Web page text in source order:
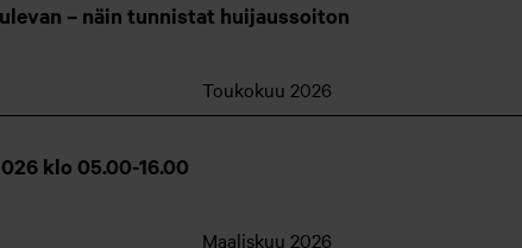
– näin tunnistat huijaussoiton
Toukokuu 2026
klo 05.00-16.00
Maaliskuu 2026